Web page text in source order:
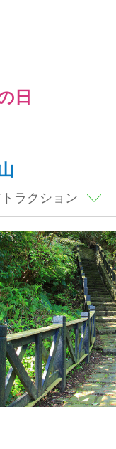
日
ラクション